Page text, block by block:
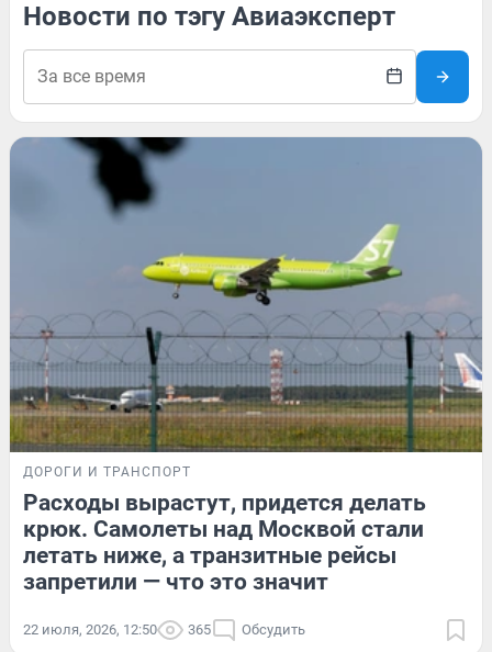
Новости по тэгу Авиаэксперт
ДОРОГИ И ТРАНСПОРТ
Расходы вырастут, придется делать
крюк. Самолеты над Москвой стали
летать ниже, а транзитные рейсы
запретили — что это значит
22 июля, 2026, 12:50 365 Обсудить